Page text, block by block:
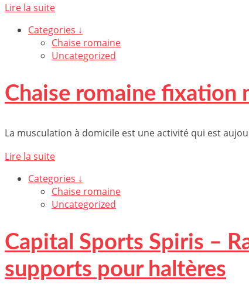
Lire la suite
Categories ↓
Chaise romaine
Uncategorized
Chaise romaine fixation
La musculation à domicile est une activité qui est
Lire la suite
Categories ↓
Chaise romaine
Uncategorized
Capital Sports Spiris –
supports pour haltères